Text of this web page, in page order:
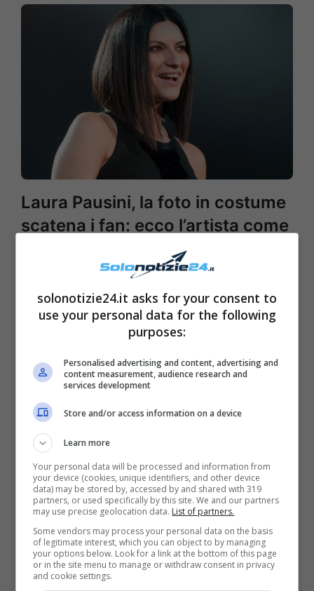
Laura Pausini, la foto in costume
scatena i fan: ecco l’artista come
mai vista prima d’ora
WhatsApp nuovo
aggiornamento: addio chat di
gruppi e non solo
solonotizie24.it asks for your consent to
use your personal data for the following
purposes:
Personalised advertising and content, advertising and
content measurement, audience research and
services development
Store and/or access information on a device
Learn more
Your personal data will be processed and information from
your device (cookies, unique identifiers, and other device
data) may be stored by, accessed by and shared with 319
partners, or used specifically by this site. We and our partners
may use precise geolocation data. List of partners.
Some vendors may process your personal data on the basis
of legitimate interest, which you can object to by managing
your options below. Look for a link at the bottom of this page
or in the site menu to manage or withdraw consent in privacy
and cookie settings.